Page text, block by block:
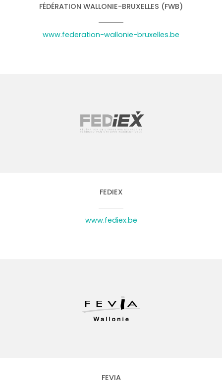
FÉDÉRATION WALLONIE-BRUXELLES (FWB)
www.federation-wallonie-bruxelles.be
FEDIEX
www.fediex.be
FEVIA